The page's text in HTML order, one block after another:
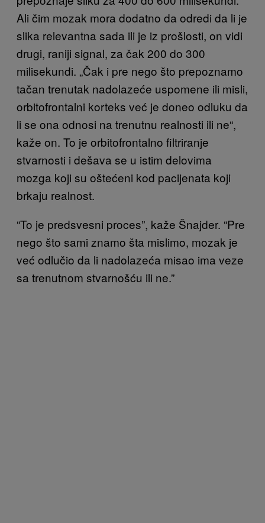
Ali čim mozak mora dodatno da odredi da li je
slika relevantna sada ili je iz prošlosti, on vidi
drugi, raniji signal, za čak 200 do 300
milisekundi. „Čak i pre nego što prepoznamo
tačan trenutak nadolazeće uspomene ili misli,
orbitofrontalni korteks već je doneo odluku da
li se ona odnosi na trenutnu realnosti ili ne“,
kaže on. To je orbitofrontalno filtriranje
stvarnosti i dešava se u istim delovima
mozga koji su oštećeni kod pacijenata koji
brkaju realnost.
“To je predsvesni proces”, kaže Šnajder. “Pre
nego što sami znamo šta mislimo, mozak je
već odlučio da li nadolazeća misao ima veze
sa trenutnom stvarnošću ili ne.”